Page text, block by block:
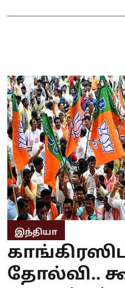
இந்தியா
தோல்வி..